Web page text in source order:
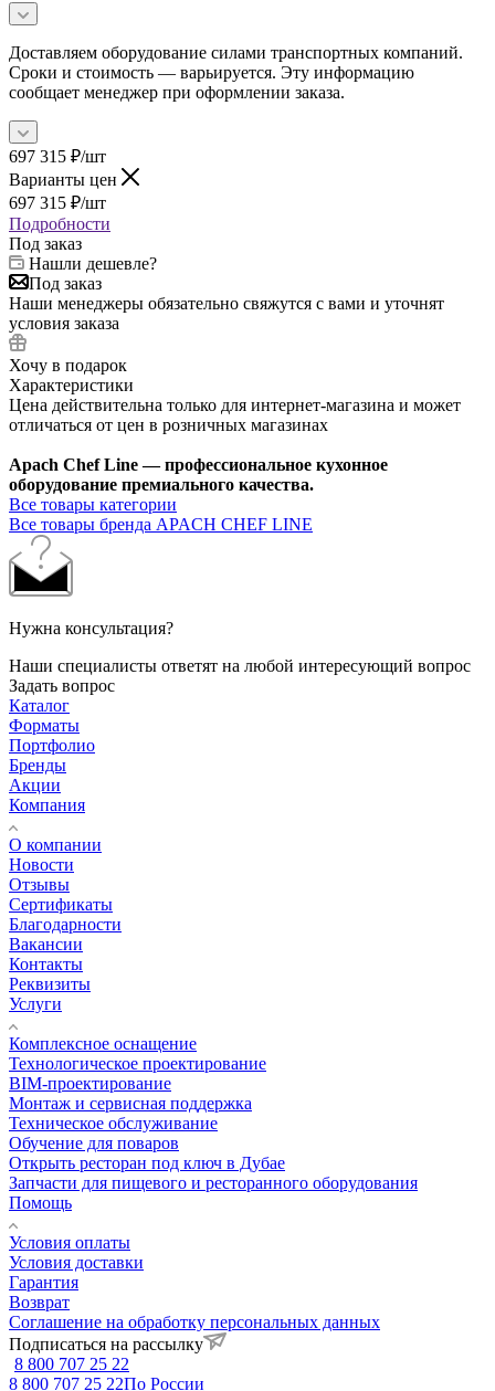
Доставляем оборудование силами транспортных компаний.
Сроки и стоимость — варьируется. Эту информацию
сообщает менеджер при оформлении заказа.
697 315 ₽/шт
Варианты цен
697 315 ₽/шт
Подробности
Под заказ
Нашли дешевле?
Под заказ
Наши менеджеры обязательно свяжутся с вами и уточнят
условия заказа
Хочу в подарок
Характеристики
Цена действительна только для интернет-магазина и может
отличаться от цен в розничных магазинах
Apach Chef Line — профессиональное кухонное
оборудование премиального качества.
Все товары категории
Все товары бренда APACH CHEF LINE
Нужна консультация?
Наши специалисты ответят на любой интересующий вопрос
Задать вопрос
Каталог
Форматы
Портфолио
Бренды
Акции
Компания
О компании
Новости
Отзывы
Сертификаты
Благодарности
Вакансии
Контакты
Реквизиты
Услуги
Комплексное оснащение
Технологическое проектирование
BIM-проектирование
Монтаж и сервисная поддержка
Техническое обслуживание
Обучение для поваров
Открыть ресторан под ключ в Дубае
Запчасти для пищевого и ресторанного оборудования
Помощь
Условия оплаты
Условия доставки
Гарантия
Возврат
Соглашение на обработку персональных данных
Подписаться на рассылку
8 800 707 25 22
8 800 707 25 22По России